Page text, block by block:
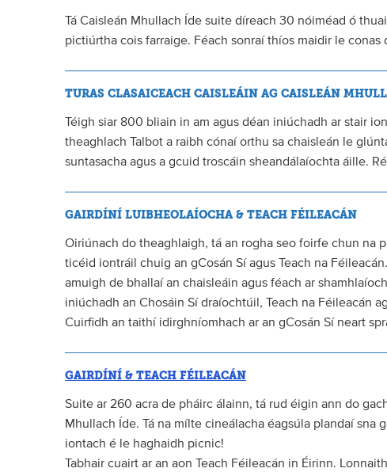
Tá Caisleán Mhullach Íde suite díreach 30 nóiméad ó
pictiúrtha cois farraige. Féach sonraí thíos maidir le conas
TURAS CLASAICEACH CAISLEÁIN AG CAISLEÁN
Téigh siar 800 bliain in am agus déan iniúchadh ar stair
theaghlach Talbot a raibh cónaí orthu sa chaisleán le
suntasacha agus a gcuid troscáin sheandálaíochta áille.
GAIRDÍNÍ LUIBHEOLAÍOCHA & TEACH FÉILEACÁN
Oiriúnach do theaghlaigh, tá an rogha seo foirfe chun na
ticéid iontráil chuig an gCosán Sí agus Teach na
amuigh de bhallaí an chaisleáin agus féach ar
iniúchadh an Chosáin Sí draíochtúil, Teach na Féileacán
Cuirfidh an taithí idirghníomhach ar an gCosán Sí neart
GAIRDÍNÍ & TEACH FÉILEACÁN
Suite ar 260 acra de pháirc álainn, tá rud éigin ann do
Mhullach Íde. Tá na mílte cineálacha éagsúla plandaí sna
iontach é le haghaidh picnic!
Tabhair cuairt ar an aon Teach Féileacán in Éirinn.